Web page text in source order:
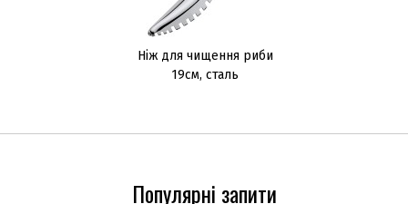
Ніж для чищення риби
19см, сталь
Популярні запити